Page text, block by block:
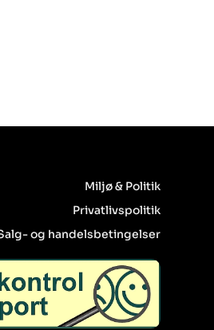
Miljø & Politik
Privatlivspolitik
og handelsbetingelser